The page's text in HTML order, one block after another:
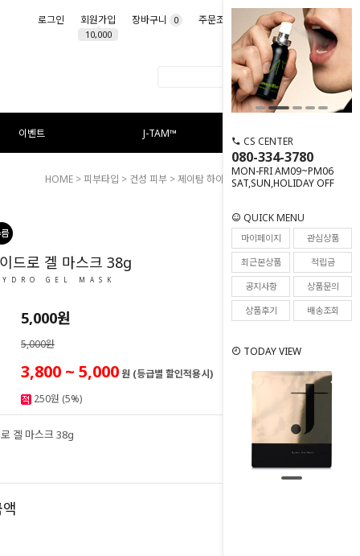
로그인 회원가입
10,000
장바구니 0 주문조회 마이페이지
이벤트 J-TAM™
CS CENTER
080-334-3780
MON-FRI AM09~PM06
SAT,SUN,HOLIDAY OFF
QUICK MENU
마이페이지
관심상품
최근본상품
적립금
공지사항
상품문의
상품후기
배송조회
TODAY VIEW
HOME >피부타입 > 건성 피부 > 제이탐 하이드로 겔 마스크 38g
1
드로 겔 마스크 38g
GEL MASK
5,000원
5,000원
3,800 ~ 5,000원 (등급별 할인적용시)
250원 (5%)
겔 마스크 38g
원